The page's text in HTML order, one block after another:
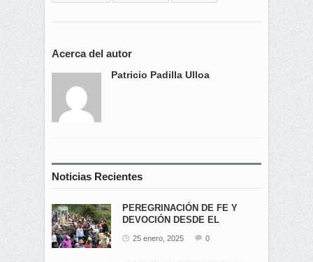
Acerca del autor
Patricio Padilla Ulloa
Noticias Recientes
PEREGRINACIÓN DE FE Y
DEVOCIÓN DESDE EL
25 enero, 2025 0